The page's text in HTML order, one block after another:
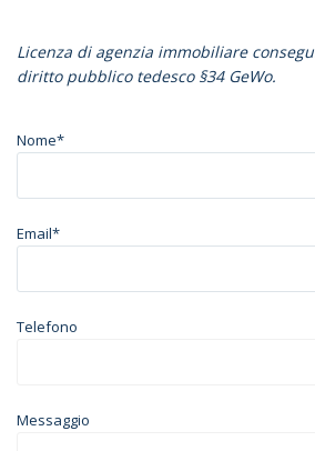
Licenza di agenzia immobiliare
diritto pubblico tedesco §34 GeWo.
Nome*
Email*
Telefono
Messaggio